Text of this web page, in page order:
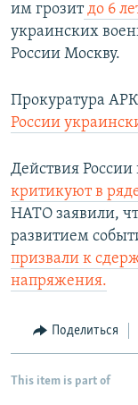
им грозитдо 6
украинских
России Москву.​
Прокуратура АРК
России
Действия России
критикуют в
НАТО заявили,
развитием
призвали к
напряжения.
Поделиться
This item is part of